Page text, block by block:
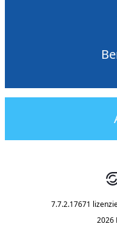
7.7.2.17671
2026